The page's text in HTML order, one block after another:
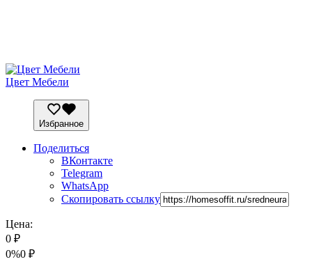
Цвет Мебели
Избранное
Поделиться
ВКонтакте
Telegram
WhatsApp
Скопировать ссылку
Цена:
0 ₽
0%0 ₽